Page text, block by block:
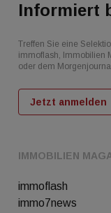
IMMOBILIEN
immoflash
immo7news
Informiert
Treffen Sie eine
immoflash, Immobilien
oder dem Morgenjournal
Jetzt anmelden